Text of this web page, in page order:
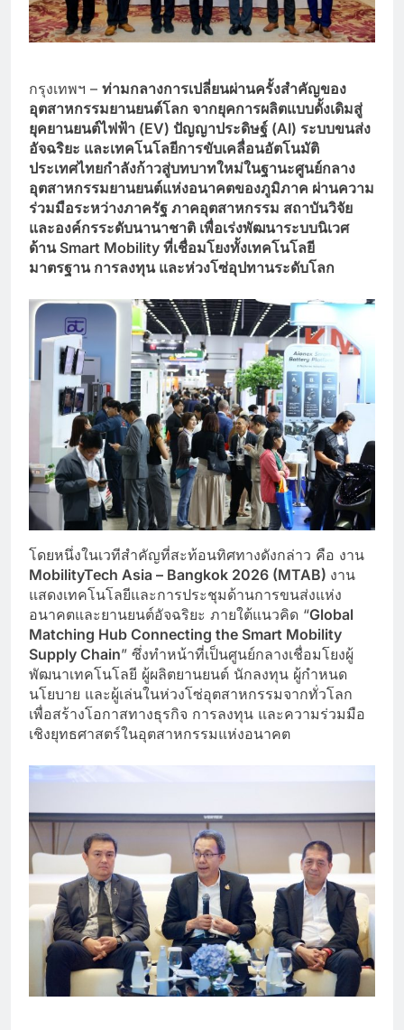
กรุงเทพฯ – ท่ามกลางการเปลี่ยนผ่านครั้งสำคัญของ
อุตสาหกรรมยานยนต์โลก จากยุคการผลิตแบบดั้งเดิมสู่
ยุคยานยนต์ไฟฟ้า (EV) ปัญญาประดิษฐ์ (AI) ระบบขนส่ง
อัจฉริยะ และเทคโนโลยีการขับเคลื่อนอัตโนมัติ
ประเทศไทยกำลังก้าวสู่บทบาทใหม่ในฐานะศูนย์กลาง
อุตสาหกรรมยานยนต์แห่งอนาคตของภูมิภาค ผ่านความ
ร่วมมือระหว่างภาครัฐ ภาคอุตสาหกรรม สถาบันวิจัย
และองค์กรระดับนานาชาติ เพื่อเร่งพัฒนาระบบนิเวศ
ด้าน Smart Mobility ที่เชื่อมโยงทั้งเทคโนโลยี
มาตรฐาน การลงทุน และห่วงโซ่อุปทานระดับโลก
โดยหนึ่งในเวทีสำคัญที่สะท้อนทิศทางดังกล่าว คือ งาน
MobilityTech Asia – Bangkok 2026 (MTAB) งาน
แสดงเทคโนโลยีและการประชุมด้านการขนส่งแห่ง
อนาคตและยานยนต์อัจฉริยะ ภายใต้แนวคิด “Global
Matching Hub Connecting the Smart Mobility
Supply Chain” ซึ่งทำหน้าที่เป็นศูนย์กลางเชื่อมโยงผู้
พัฒนาเทคโนโลยี ผู้ผลิตยานยนต์ นักลงทุน ผู้กำหนด
นโยบาย และผู้เล่นในห่วงโซ่อุตสาหกรรมจากทั่วโลก
เพื่อสร้างโอกาสทางธุรกิจ การลงทุน และความร่วมมือ
เชิงยุทธศาสตร์ในอุตสาหกรรมแห่งอนาคต